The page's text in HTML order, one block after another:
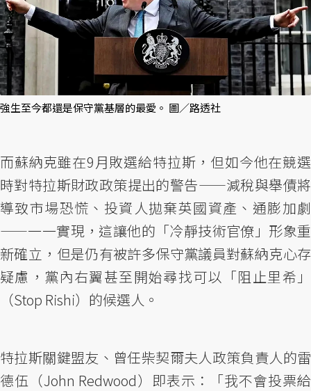
強生至今都還是保守黨基層的最愛。 圖／路透社
而蘇納克雖在9月敗選給特拉斯，但如今他在競選
時對特拉斯財政政策提出的警告——減稅與舉債將
導致市場恐慌、投資人拋棄英國資產、通膨加劇
——一一實現，這讓他的「冷靜技術官僚」形象重
新確立，但是仍有被許多保守黨議員對蘇納克心存
疑慮，黨內右翼甚至開始尋找可以「阻止里希」
（Stop Rishi）的候選人。
特拉斯關鍵盟友、曾任柴契爾夫人政策負責人的雷
德伍（John Redwood）即表示：「我不會投票給